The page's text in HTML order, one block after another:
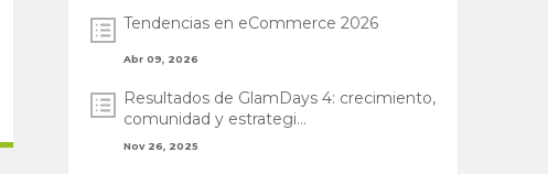
Tendencias en eCommerce 2026
Abr 09, 2026
Resultados de GlamDays 4: crecimiento,
comunidad y estrategi...
Nov 26, 2025